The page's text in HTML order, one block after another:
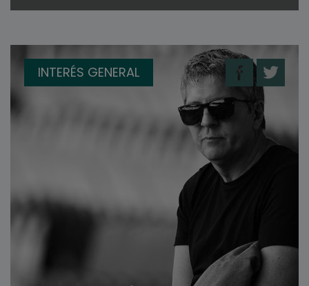
INTERÉS GENERAL